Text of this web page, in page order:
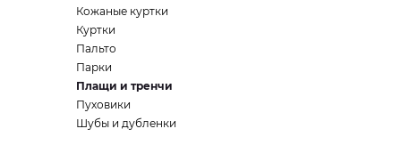
Кожаные куртки
Куртки
Пальто
Парки
Плащи и тренчи
Пуховики
Шубы и дубленки